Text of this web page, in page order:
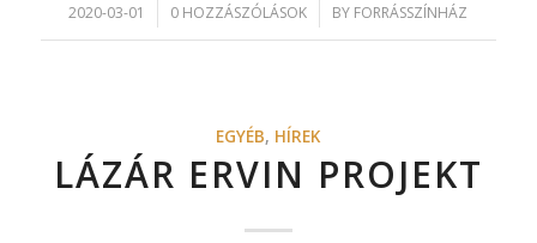
2020-03-01
/ 0 HOZZÁSZÓLÁSOK
/ BY FORRÁSSZÍNHÁZ
EGYÉB, HÍREK
LÁZÁR ERVIN PROJEKT